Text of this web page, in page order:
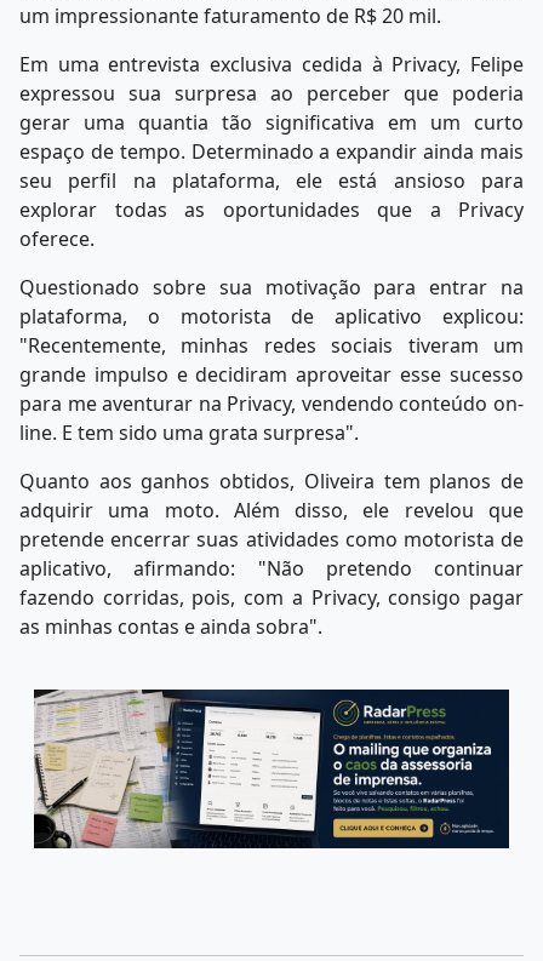
um impressionante faturamento de R$ 20 mil.
Em uma entrevista exclusiva cedida à Privacy, Felipe
expressou sua surpresa ao perceber que poderia
gerar uma quantia tão significativa em um curto
espaço de tempo. Determinado a expandir ainda mais
seu perfil na plataforma, ele está ansioso para
explorar todas as oportunidades que a Privacy
oferece.
Questionado sobre sua motivação para entrar na
plataforma, o motorista de aplicativo explicou:
"Recentemente, minhas redes sociais tiveram um
grande impulso e decidiram aproveitar esse sucesso
para me aventurar na Privacy, vendendo conteúdo on-
line. E tem sido uma grata surpresa".
Quanto aos ganhos obtidos, Oliveira tem planos de
adquirir uma moto. Além disso, ele revelou que
pretende encerrar suas atividades como motorista de
aplicativo, afirmando: "Não pretendo continuar
fazendo corridas, pois, com a Privacy, consigo pagar
as minhas contas e ainda sobra".